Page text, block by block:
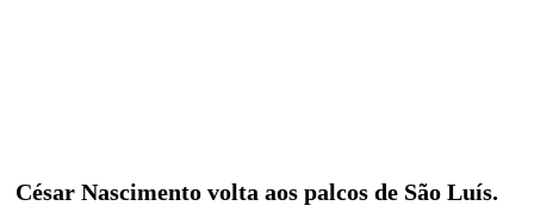
César Nascimento volta aos palcos de São Luís.